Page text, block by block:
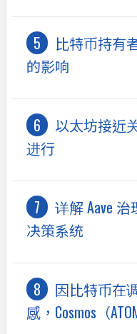
比特币持有
的影响
以太坊接近
进行
详解 Aave
决策系统
因比特币在
感，Cosmos（